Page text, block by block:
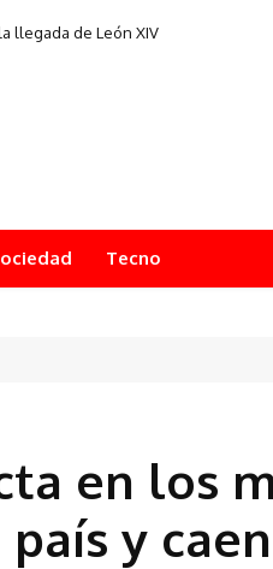
llegada de León XIV
Tecno
en los
y